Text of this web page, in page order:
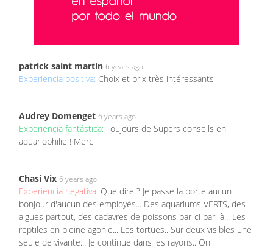
patrick saint martin 6 years ago
Experiencia positiva: Choix et prix très intéressants
Audrey Domenget 6 years ago
Experiencia fantástica: Toujours de Supers conseils en
aquariophilie ! Merci
Chasi Vix 6 years ago
Experiencia negativa: Que dire ? Je passe la porte aucun
bonjour d'aucun des employés... Des aquariums VERTS, des
algues partout, des cadavres de poissons par-ci par-là... Les
reptiles en pleine agonie... Les tortues.. Sur deux visibles une
seule de vivante... Je continue dans les rayons.. On